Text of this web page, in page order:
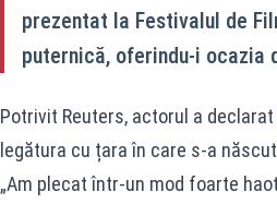
prezentat la Festivalul de
puternică, oferindu-i ocazia
Potrivit Reuters, actorul a
legătura cu țara în care s-a
„Am plecat într-un mod foarte